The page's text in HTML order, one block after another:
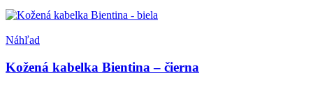
Náhľad
Kožená kabelka Bientina – čierna